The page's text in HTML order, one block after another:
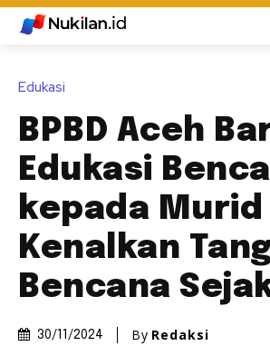
Edukasi
BPBD Aceh
Edukasi
kepada Murid
Kenalkan
Bencana
30/11/2024 By Redaksi